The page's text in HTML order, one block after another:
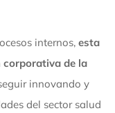
internos, esta
de la
innovando y
del sector salud